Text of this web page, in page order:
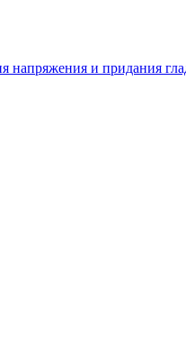
напряжения и придания